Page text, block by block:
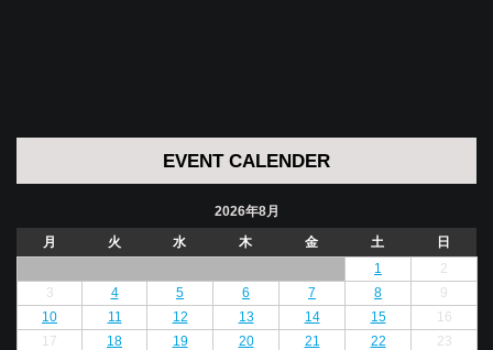
EVENT CALENDER
2026年8月
月
火 水 木 金 土
日
1
2
3
4 5 6 7 8
9
10
11 12 13 14 15
16
17
18 19 20 21 22
23